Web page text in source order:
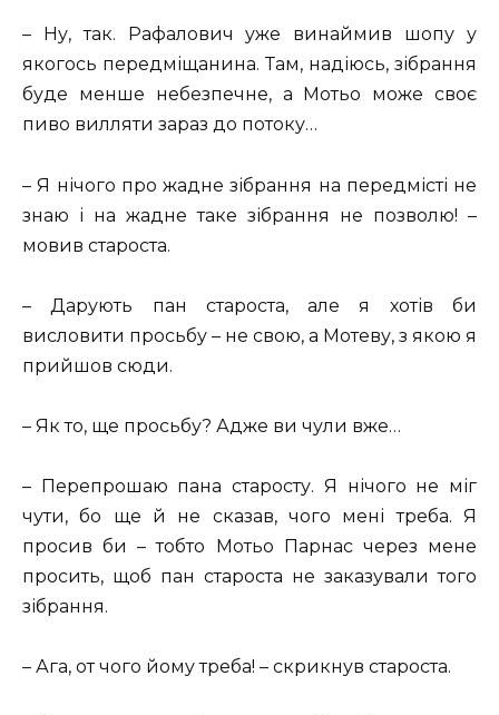
– Ну, так. Рафалович уже винаймив шопу у
якогось передміщанина. Там, надіюсь, зібрання
буде менше небезпечне, а Мотьо може своє
пиво вилляти зараз до потоку…
– Я нічого про жадне зібрання на передмісті не
знаю і на жадне таке зібрання не позволю! –
мовив староста.
– Дарують пан староста, але я хотів би
висловити просьбу – не свою, а Мотеву, з якою я
прийшов сюди.
– Як то, ще просьбу? Адже ви чули вже…
– Перепрошаю пана старосту. Я нічого не міг
чути, бо ще й не сказав, чого мені треба. Я
просив би – тобто Мотьо Парнас через мене
просить, щоб пан староста не заказували того
зібрання.
– Ага, от чого йому треба! – скрикнув староста.